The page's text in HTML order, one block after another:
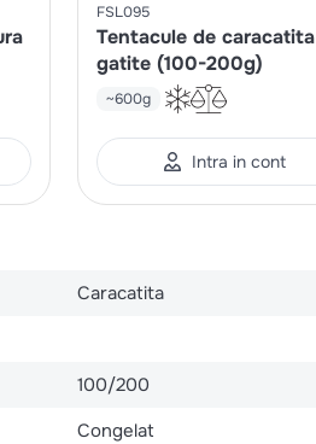
FSL095
Tentacule de caracatita
gatite (100-200g)
~600g
Intra in cont
Caracatita
100/200
Congelat